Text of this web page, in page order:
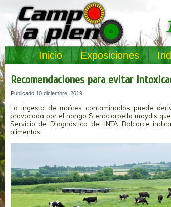
Inicio Exposiciones
Recomendaciones para evitar
Publicado 10 diciembre, 2019
La ingesta de maíces contaminados puede
provocada por el hongo Stenocarpella maydis
Servicio de Diagnóstico del INTA Balcarce
alimentos.